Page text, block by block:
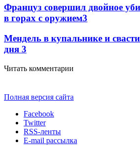
Француз совершил двойное
в горах с оружием3
Мендель в купальнике и
дня 3
Читать комментарии
Полная версия сайта
Facebook
Twitter
RSS-ленты
E-mail рассылка